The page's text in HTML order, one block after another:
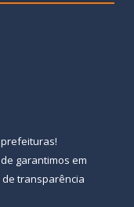
!
garantimos em
de transparência